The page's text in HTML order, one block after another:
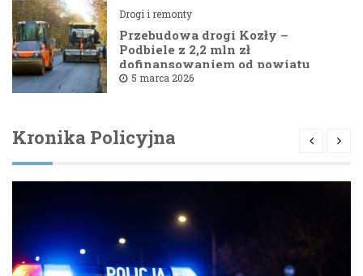
Drogi i remonty
Przebudowa drogi Kozły –
Podbiele z 2,2 mln zł
dofinansowaniem od powiatu
bielskiego
5 marca 2026
Kronika Policyjna